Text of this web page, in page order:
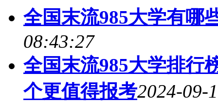
全国末流985大学有哪
08:43:27
全国末流985大学排行
个更值得报考2024-09-